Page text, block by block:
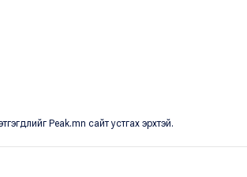
Peak.mn сайт устгах эрхтэй.